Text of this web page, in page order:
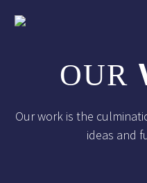
OUR
Our work is the
ideas and